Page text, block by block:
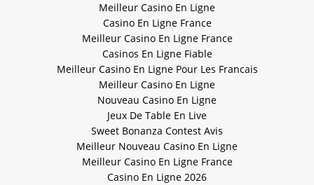
Meilleur Casino En Ligne
Casino En Ligne France
Meilleur Casino En Ligne France
Casinos En Ligne Fiable
Meilleur Casino En Ligne Pour Les Francais
Meilleur Casino En Ligne
Nouveau Casino En Ligne
Jeux De Table En Live
Sweet Bonanza Contest Avis
Meilleur Nouveau Casino En Ligne
Meilleur Casino En Ligne France
Casino En Ligne 2026